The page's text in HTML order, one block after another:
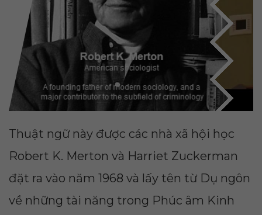
Thuật ngữ này được các nhà xã hội học
Robert K. Merton và Harriet Zuckerman
đặt ra vào năm 1968 và lấy tên từ Dụ ngôn
về những tài năng trong Phúc âm Kinh